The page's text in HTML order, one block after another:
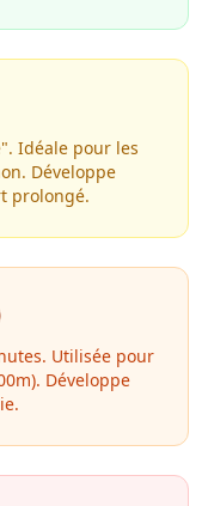
Idéale pour les
Développe
prolongé.
Utilisée pour
Développe